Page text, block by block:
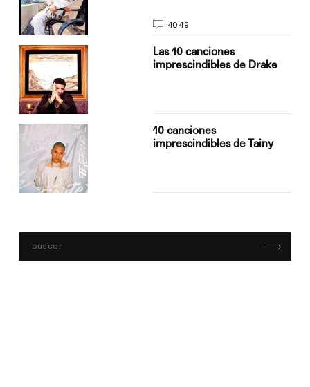
4049
Las 10 canciones
imprescindibles de Drake
10 canciones
imprescindibles de Tainy